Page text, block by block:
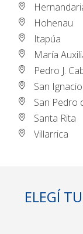
Hohenau
Itapúa
María
Pedro J.
San Ignacio
San Pedro
Santa Rita
Villarrica
ELEGÍ